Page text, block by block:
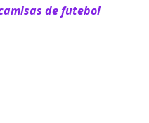
de futebol